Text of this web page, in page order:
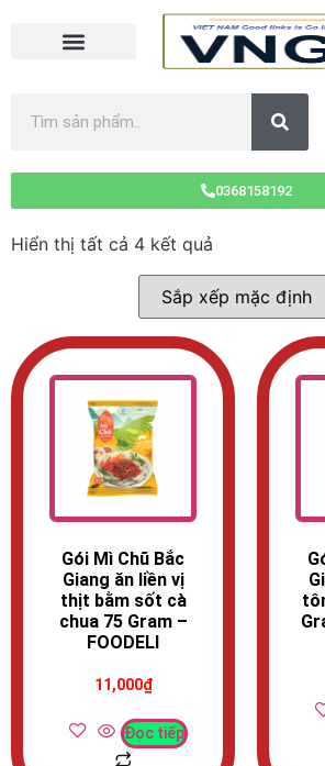
0368158192
Hiển thị tất cả 4 kết quả
Gói Mì Chũ Bắc
Giang ăn liền vị
thịt bằm sốt cà
chua 75 Gram –
FOODELI
11,000₫
Đọc tiếp